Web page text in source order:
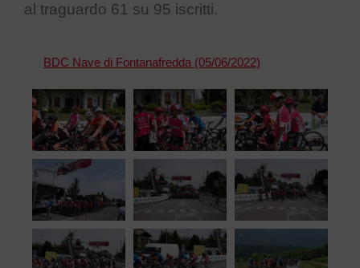
al traguardo 61 su 95 iscritti.
BDC Nave di Fontanafredda (05/06/2022)